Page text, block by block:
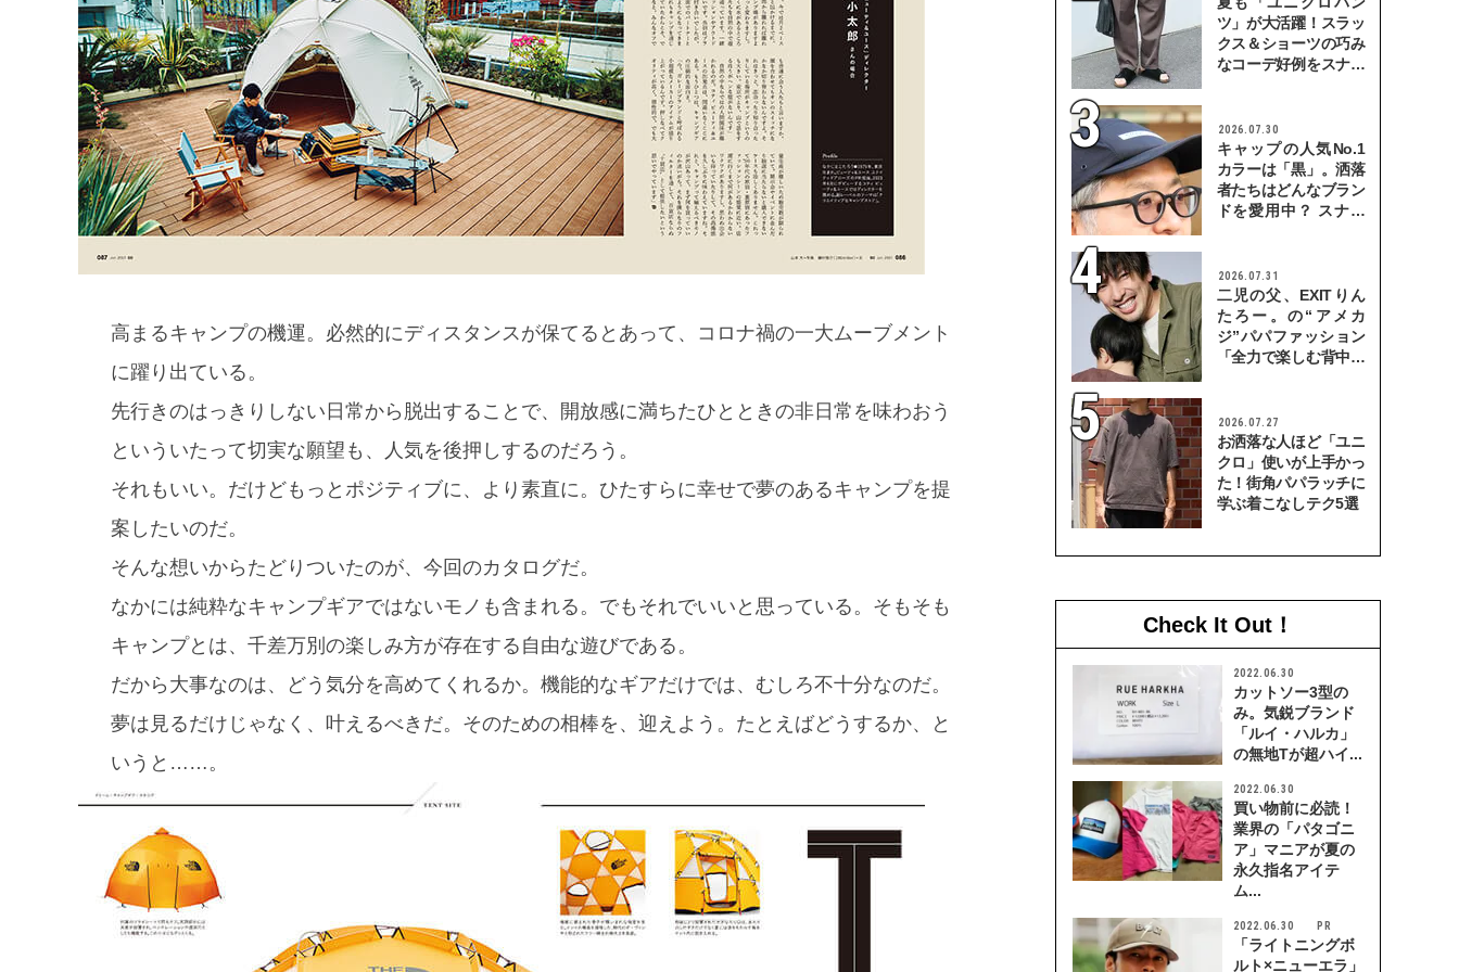
高まるキャンプの機運。必然的にディスタンスが保てるとあって、コロナ禍の一大ムーブメント
に躍り出ている。
先行きのはっきりしない日常から脱出することで、開放感に満ちたひとときの非日常を味わおう
といういたって切実な願望も、人気を後押しするのだろう。
それもいい。だけどもっとポジティブに、より素直に。ひたすらに幸せで夢のあるキャンプを提
案したいのだ。
そんな想いからたどりついたのが、今回のカタログだ。
なかには純粋なキャンプギアではないモノも含まれる。でもそれでいいと思っている。そもそも
キャンプとは、千差万別の楽しみ方が存在する自由な遊びである。
だから大事なのは、どう気分を高めてくれるか。機能的なギアだけでは、むしろ不十分なのだ。
夢は見るだけじゃなく、叶えるべきだ。そのための相棒を、迎えよう。たとえばどうするか、と
いうと……。
ツ」が大活躍！スラッ
クス＆ショーツの巧み
なコーデ好例をスナッ
2026.07.30
キャップの人気No.1
カラーは「黒」。洒落
者たちはどんなブラン
ドを愛用中？ スナッ
2026.07.31
二児の父、EXITりん
たろー。の“アメカ
ジ”パパファッション
「全力で楽しむ背中を
2026.07.27
お洒落な人ほど「ユニ
クロ」使いが上手かっ
た！街角パパラッチに
学ぶ着こなしテク5選
Check It Out！
2022.06.30
カットソー3型の
み。気鋭ブランド
「ルイ・ハルカ」
の無地Tが超ハイ...
2022.06.30
買い物前に必読！
業界の「パタゴニ
ア」マニアが夏の
永久指名アイテ
ム...
2022.06.30
「ライトニングボ
ルト×ニューエラ」